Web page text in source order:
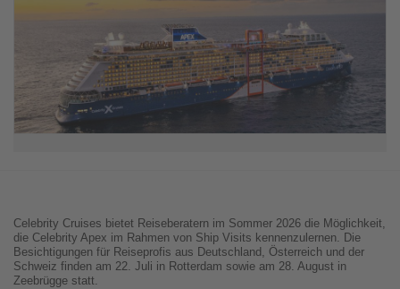
Celebrity Cruises bietet Reiseberatern im Sommer 2026 die Möglichkeit,
die Celebrity Apex im Rahmen von Ship Visits kennenzulernen. Die
Besichtigungen für Reiseprofis aus Deutschland, Österreich und der
Schweiz finden am 22. Juli in Rotterdam sowie am 28. August in
Zeebrügge statt.